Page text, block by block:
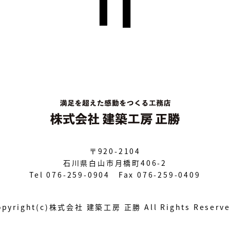
〒920-2104
石川県白山市月橋町406-2
Tel 076-259-0904 Fax 076-259-0409
株式会社 建築工房 正勝 All Rights